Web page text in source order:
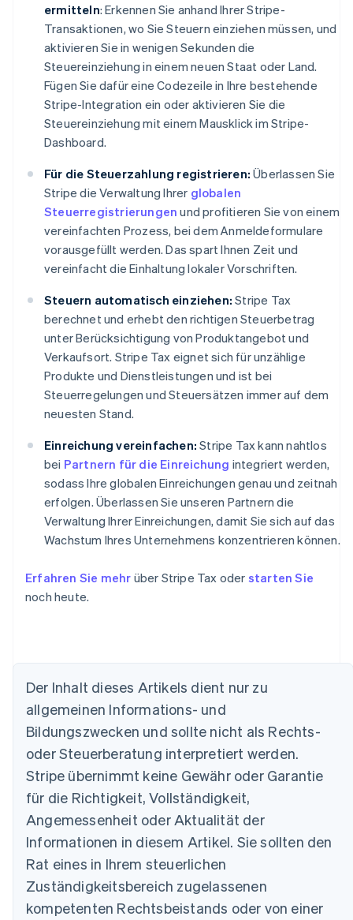
ermitteln: Erkennen Sie anhand Ihrer Stripe-
Transaktionen, wo Sie Steuern einziehen müssen, und
aktivieren Sie in wenigen Sekunden die
Steuereinziehung in einem neuen Staat oder Land.
Fügen Sie dafür eine Codezeile in Ihre bestehende
Stripe-Integration ein oder aktivieren Sie die
Steuereinziehung mit einem Mausklick im Stripe-
Dashboard.
Für die Steuerzahlung registrieren: Überlassen Sie
Stripe die Verwaltung Ihrer globalen
Steuerregistrierungen und profitieren Sie von einem
vereinfachten Prozess, bei dem Anmeldeformulare
vorausgefüllt werden. Das spart Ihnen Zeit und
vereinfacht die Einhaltung lokaler Vorschriften.
Steuern automatisch einziehen: Stripe Tax
berechnet und erhebt den richtigen Steuerbetrag
unter Berücksichtigung von Produktangebot und
Verkaufsort. Stripe Tax eignet sich für unzählige
Produkte und Dienstleistungen und ist bei
Steuerregelungen und Steuersätzen immer auf dem
neuesten Stand.
Einreichung vereinfachen: Stripe Tax kann nahtlos
bei Partnern für die Einreichung integriert werden,
sodass Ihre globalen Einreichungen genau und zeitnah
erfolgen. Überlassen Sie unseren Partnern die
Verwaltung Ihrer Einreichungen, damit Sie sich auf das
Wachstum Ihres Unternehmens konzentrieren können.
Erfahren Sie mehr über Stripe Tax oder starten Sie
noch heute.
Der Inhalt dieses Artikels dient nur zu
allgemeinen Informations- und
Bildungszwecken und sollte nicht als Rechts-
oder Steuerberatung interpretiert werden.
Stripe übernimmt keine Gewähr oder Garantie
für die Richtigkeit, Vollständigkeit,
Angemessenheit oder Aktualität der
Informationen in diesem Artikel. Sie sollten den
Rat eines in Ihrem steuerlichen
Zuständigkeitsbereich zugelassenen
kompetenten Rechtsbeistands oder von einer
English
Belgien
Nederlands Français Deutsch English
Brasilien
PortuguêsEnglish
Bulgarien